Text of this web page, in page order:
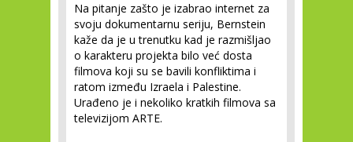
Na pitanje zašto je izabrao internet za
svoju dokumentarnu seriju, Bernstein
kaže da je u trenutku kad je razmišljao
o karakteru projekta bilo već dosta
filmova koji su se bavili konfliktima i
ratom između Izraela i Palestine.
Urađeno je i nekoliko kratkih filmova sa
televizijom ARTE.